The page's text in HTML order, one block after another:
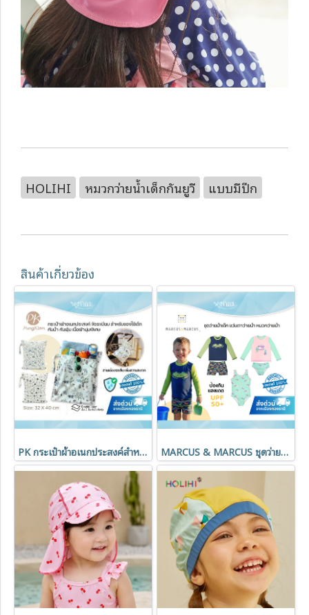
HOLIHI หมวกว่ายน้ำเด็กกันยูวี แบบมีปีก
สินค้าเกี่ยวข้อง
PK กระเป๋าผ้าอเนกประสงค์สำหรับของใช้เด็ก จัดระเบียบสิ่งของพกพา ลายมินิมอล MARCUS & MARCUS ชุดว่ายน้ำเด็กแขนยาว 2 ชิ้น UPF 50+ พร้อมแว่นตาว่ายน้ำและหมวกว่ายน้ำ